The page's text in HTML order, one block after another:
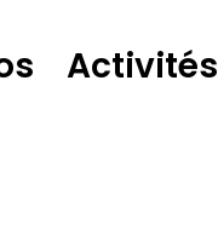
Activités